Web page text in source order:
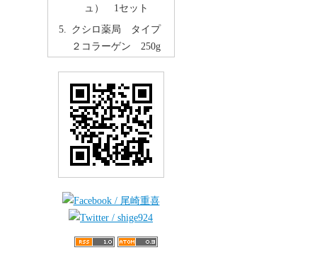
ュ） 1セット
クシロ薬局 タイプ
２コラーゲン 250g